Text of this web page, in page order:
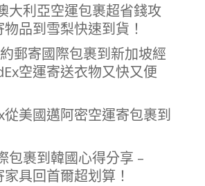
大利亞空運包裹超省錢攻
品到雪梨快速到貨！
郵寄國際包裹到新加坡經
空運寄送衣物又快又便
美國邁阿密空運寄包裹到
包裹到韓國心得分享 –
家具回首爾超划算！